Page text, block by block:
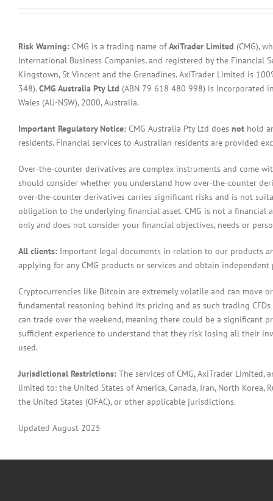
Risk Warning: CMG is a trading name ofAxiTrader Limited (CMG),
International Business Companies, and registered by the Financial
Kingstown, St Vincent and the Grenadines. AxiTrader Limited is
348). CMG Australia Pty Ltd (ABN 79 618 480 998) is incorporated
Wales (AU-NSW), 2000, Australia.
Important Regulatory Notice: CMG Australia Pty Ltd does not hold
residents. Financial services to Australian residents are provided
Over-the-counter derivatives are complex instruments and come
should consider whether you understand how over-the-counter
over-the-counter derivatives carries significant risks and is not
obligation to the underlying financial asset. CMG is not a financial
only and does not consider your financial objectives, needs or
All clients: Important legal documents in relation to our products
applying for any CMG products or services and obtain independent
Cryptocurrencies like Bitcoin are extremely volatile and can
fundamental reasoning behind its pricing and as such trading
can trade over the weekend, meaning there could be a significant
sufficient experience to understand that they risk losing all their
used.
Jurisdictional Restrictions: The services of CMG, AxiTrader Limited,
limited to: the United States of America, Canada, Iran, North
the United States (OFAC), or other applicable jurisdictions.
Updated August 2025